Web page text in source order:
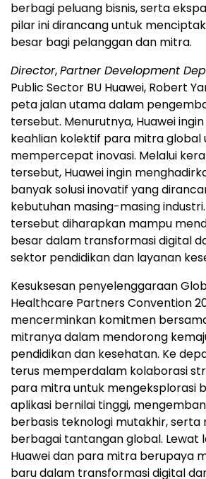
berbagi peluang bisnis, serta
pilar ini dirancang untuk
besar bagi pelanggan dan mitra.
Director,Partner Development
Public Sector BU Huawei, Robert
peta jalan utama dalam
tersebut. Menurutnya, Huawei
keahlian kolektif para mitra global
mempercepat inovasi. Melalui
tersebut, Huawei ingin
banyak solusi inovatif yang
kebutuhan masing-masing
tersebut diharapkan mampu
besar dalam transformasi digital
sektor pendidikan dan layanan
Kesuksesan penyelenggaraan
Healthcare Partners Convention
mencerminkan komitmen
mitranya dalam mendorong
pendidikan dan kesehatan. Ke
terus memperdalam kolaborasi
para mitra untuk mengeksplorasi
aplikasi bernilai tinggi,
berbasis teknologi mutakhir, serta
berbagai tantangan global. Lewat
Huawei dan para mitra berupaya
baru dalam transformasi digital